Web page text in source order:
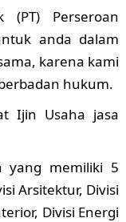
(PT) Perseroan
anda dalam
karena kami
hukum.
Ijin Usaha jasa
yang memiliki 5
Arsitektur, Divisi
Divisi Energi